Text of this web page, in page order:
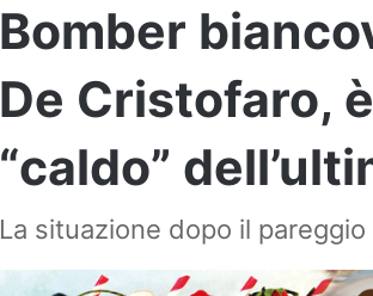
Bomber
De Cristofaro,
“caldo”
La situazione dopo il pareggio